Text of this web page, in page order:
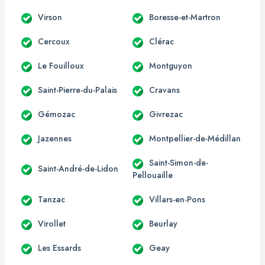
Virson Boresse-et-Martron
Cercoux Clérac
Le Fouilloux Montguyon
Saint-Pierre-du-Palais Cravans
Gémozac Givrezac
Jazennes Montpellier-de-Médillan
Saint-André-de-Lidon
Saint-Simon-de-
Pellouaille
Tanzac Villars-en-Pons
Virollet Beurlay
Les Essards Geay